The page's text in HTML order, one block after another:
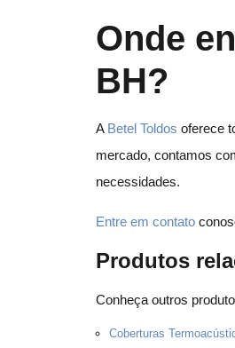
Onde
BH?
A Betel Toldos oferece
mercado, contamos
necessidades.
Entre em contato
Produtos
Conheça outros
Coberturas